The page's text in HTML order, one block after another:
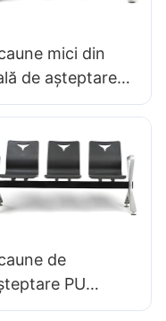
mici din
de așteptare
Economisire
de clinică
Hewei
de
PU
pentru